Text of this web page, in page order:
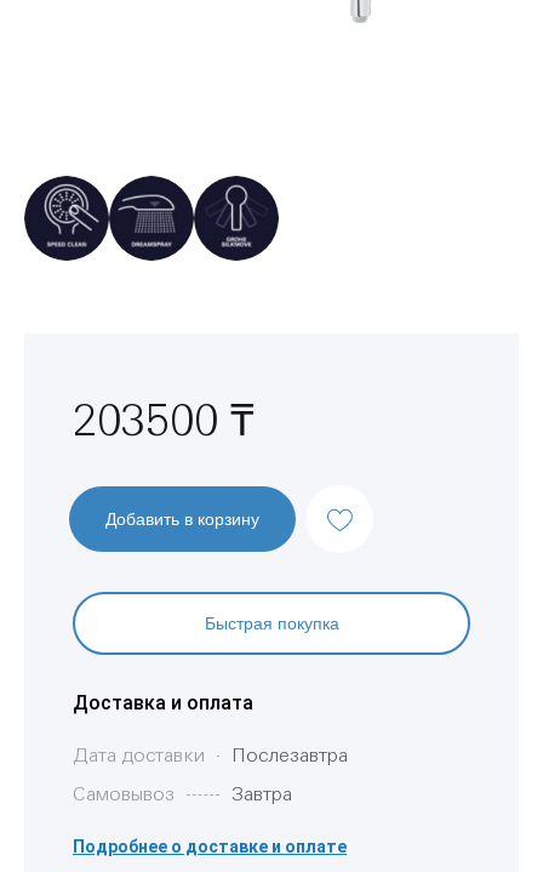
началу
галереи
изображений
203500 ₸
Добавить в корзину
Быстрая покупка
Доставка и оплата
Дата доставки
Послезавтра
Самовывоз
Завтра
Подробнее о доставке и оплате